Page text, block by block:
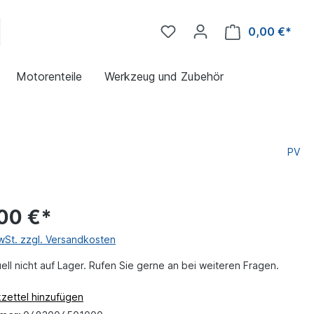
0,00 €*
Motorenteile Werkzeug und Zubehör
PV
€*
zzgl. Versandkosten
nicht auf Lager. Rufen Sie gerne an bei weiteren Fragen.
hinzufügen